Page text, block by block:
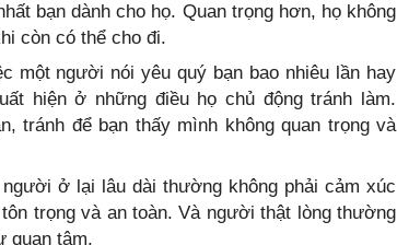
bạn dành cho họ. Quan trọng hơn, họ không
còn có thể cho đi.
một người nói yêu quý bạn bao nhiêu lần hay
hiện ở những điều họ chủ động tránh làm.
tránh để bạn thấy mình không quan trọng và
ở lại lâu dài thường không phải cảm xúc
trọng và an toàn. Và người thật lòng thường
quan tâm.